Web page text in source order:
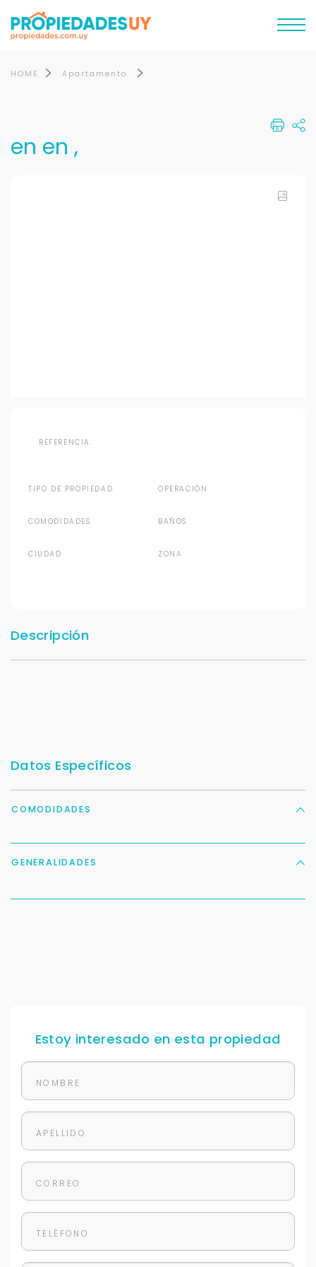
HOME Apartamento
en en ,
REFERENCIA:
TIPO DE PROPIEDAD OPERACIÓN
COMODIDADES BAÑOS
CIUDAD ZONA
Descripción
Datos Específicos
COMODIDADES
GENERALIDADES
Estoy interesado en esta propiedad